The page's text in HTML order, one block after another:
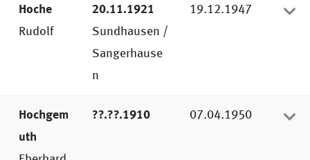
Hoche
Rudolf
20.11.1921
Sundhausen /
Sangerhause
n
19.12.1947
Hochgem
uth
??.??.1910 07.04.1950